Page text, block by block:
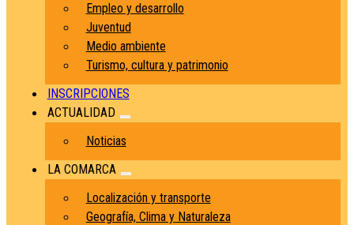
Empleo y desarrollo
Juventud
Medio ambiente
Turismo, cultura y patrimonio
INSCRIPCIONES
ACTUALIDAD
Noticias
LA COMARCA
Localización y transporte
Geografía, Clima y Naturaleza